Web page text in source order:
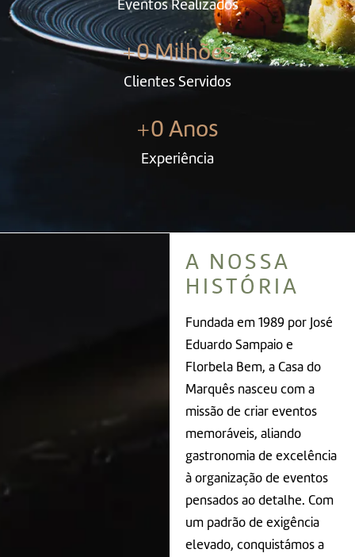
Eventos Realizados
Clientes Servidos
+0 Milhões
Experiência
+0 Anos
A NOSSA
HISTÓRIA
Fundada em 1989 por José
Eduardo Sampaio e
Florbela Bem, a Casa do
Marquês nasceu com a
missão de criar eventos
memoráveis, aliando
gastronomia de excelência
à organização de eventos
pensados ao detalhe. Com
um padrão de exigência
elevado, conquistámos a